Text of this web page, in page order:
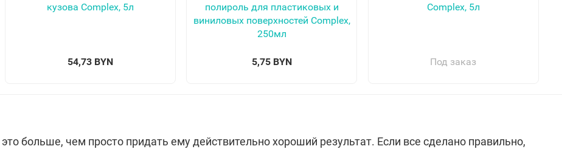
кузова Complex, 5л
54,73 BYN
полироль для пластиковых и
виниловых поверхностей Complex,
250мл
5,75 BYN
Complex, 5л
Под заказ
больше, чем просто придать ему действительно хороший результат. Если все сделано правильно,